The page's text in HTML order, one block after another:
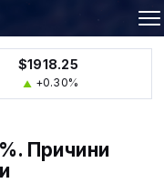
$1918.25
+0.30%
Причини